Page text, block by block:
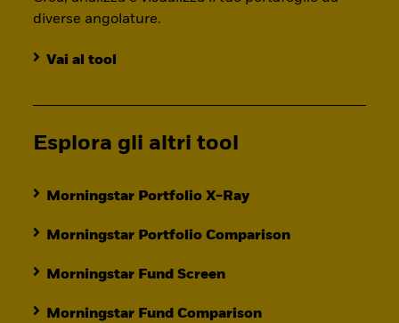
diverse angolature.
Vai al tool
Esplora gli altri tool
Morningstar Portfolio X-Ray
Morningstar Portfolio Comparison
Morningstar Fund Screen
Morningstar Fund Comparison